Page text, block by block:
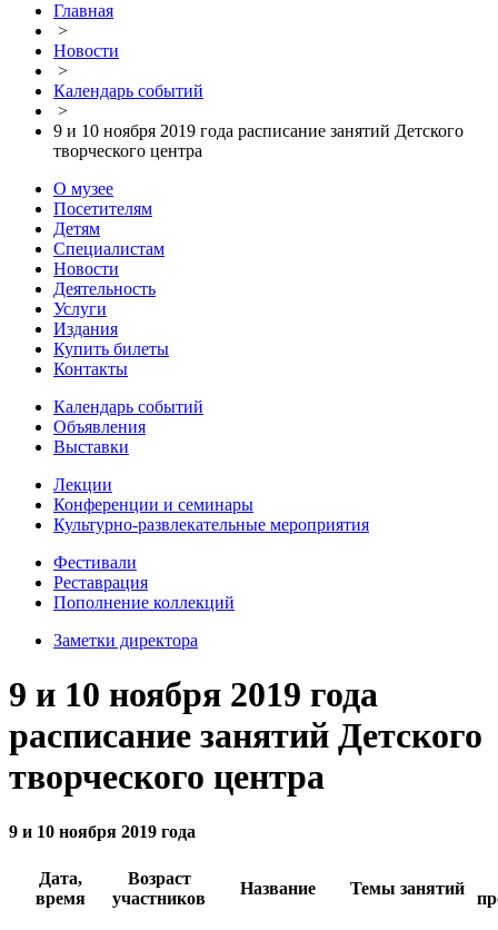
Главная
>
Новости
>
Календарь событий
>
9 и 10 ноября 2019 года расписание занятий Детского
творческого центра
О музее
Посетителям
Детям
Специалистам
Новости
Деятельность
Услуги
Издания
Купить билеты
Контакты
Календарь событий
Объявления
Выставки
Лекции
Конференции и семинары
Культурно-развлекательные мероприятия
Фестивали
Реставрация
Пополнение коллекций
Заметки директора
9 и 10 ноября 2019 года
расписание занятий Детского
творческого центра
9 и 10 ноября 2019 года
Дата,
время
Возраст
участников
Название Темы занятий